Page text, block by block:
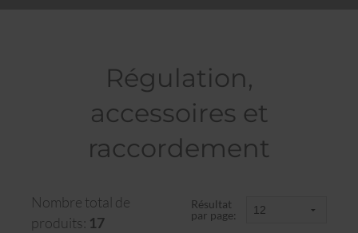
Régulation,
accessoires et
raccordement
Nombre total de
produits: 17
Résultat
par page: